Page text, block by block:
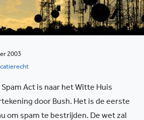
2003
Act is naar het Witte Huis
door Bush. Het is de eerste
om spam te bestrijden. De wet zal